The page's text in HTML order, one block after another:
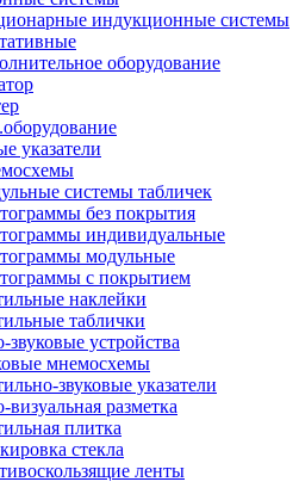
индукционные системы
оборудование
указатели
системы табличек
без покрытия
индивидуальные
модульные
с покрытием
наклейки
таблички
звуковые устройства
мнемосхемы
звуковые указатели
визуальная разметка
плитка
стекла
ленты